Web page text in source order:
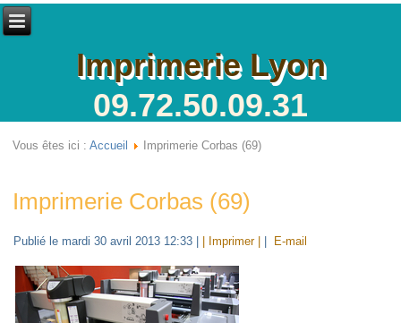
Imprimerie Lyon
09.72.50.09.31
Vous êtes ici :Accueil Imprimerie Corbas (69)
Imprimerie Corbas (69)
Publié le mardi 30 avril 2013 12:33 | Imprimer | E-mail